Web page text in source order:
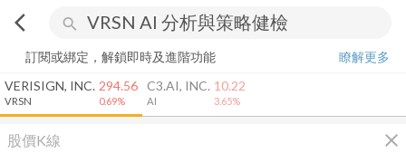
arrow_back_ios search
訂閱或綁定，解鎖即時及進階功能
瞭解更多
VERISIGN, INC.
VRSN
294.56
0.69%
C3.AI, INC.
AI
10.22
3.65%
股價K線 close